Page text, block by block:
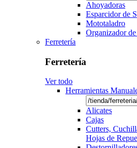
Ahoyadoras
Esparcidor de
Mototaladro
Organizador
Ferretería
Ferretería
Ver todo
Herramientas
Alicates
Cajas
Cutters,
Hojas de